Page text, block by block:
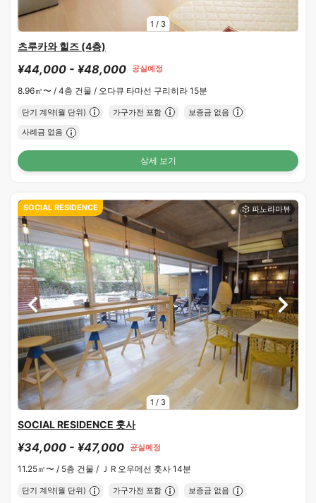
1 / 3
츠루카와 힐즈 (4층)
¥44,000 - ¥48,000 공실예정
8.96㎡〜 / 4층 건물 / 오다큐 타마선 구리히라 15분
단기 계약(월 단위) 가구가전 포함 보증금 없음
사례금 없음
상세 보기
1 / 3
SOCIAL RESIDENCE
SOCIAL RESIDENCE 훗사
¥34,000 - ¥47,000 공실예정
11.25㎡〜 / 5층 건물 / ＪＲ오우메선 훗사 14분
단기 계약(월 단위) 가구가전 포함 보증금 없음